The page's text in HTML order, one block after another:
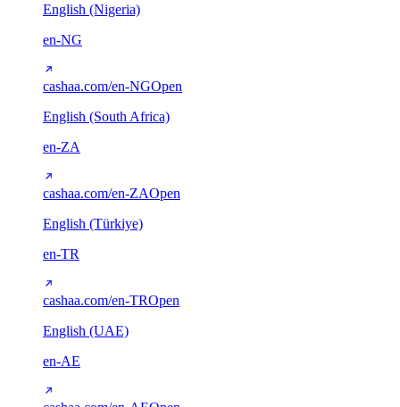
English (Nigeria)
en-NG
cashaa.com/en-NGOpen
English (South Africa)
en-ZA
cashaa.com/en-ZAOpen
English (Türkiye)
en-TR
cashaa.com/en-TROpen
English (UAE)
en-AE